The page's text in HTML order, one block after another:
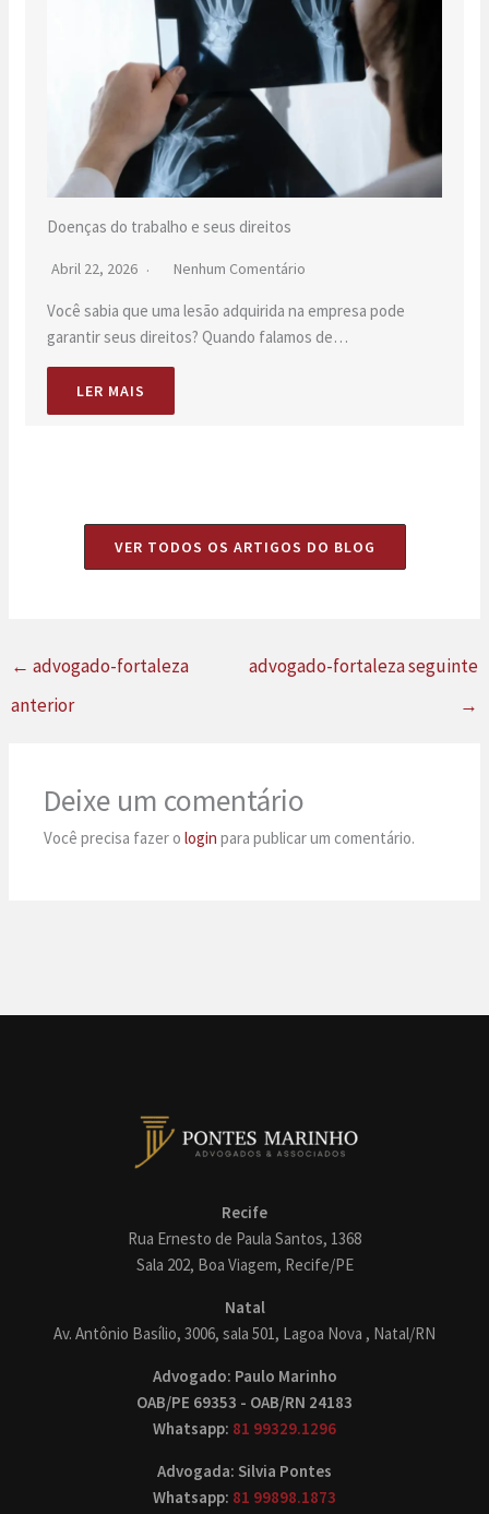
Doenças do trabalho e seus direitos
Abril 22, 2026 Nenhum Comentário
Você sabia que uma lesão adquirida na empresa pode
garantir seus direitos? Quando falamos de…
LER MAIS
VER TODOS OS ARTIGOS DO BLOG
← advogado-fortaleza
anterior
advogado-fortaleza seguinte
→
Deixe um comentário
Você precisa fazer ologin para publicar um comentário.
Recife
Rua Ernesto de Paula Santos, 1368
Sala 202, Boa Viagem, Recife/PE
Natal
Av. Antônio Basílio, 3006, sala 501, Lagoa Nova , Natal/RN
Advogado: Paulo Marinho
OAB/PE 69353 - OAB/RN 24183
Whatsapp: 81 99329.1296
Advogada: Silvia Pontes
Whatsapp: 81 99898.1873